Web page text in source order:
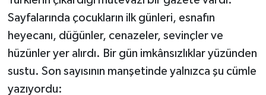
Sayfalarında çocukların ilk günleri, esnafın
heyecanı, düğünler, cenazeler, sevinçler ve
hüzünler yer alırdı. Bir gün imkânsızlıklar yüzünden
sustu. Son sayısının manşetinde yalnızca şu cümle
yazıyordu: